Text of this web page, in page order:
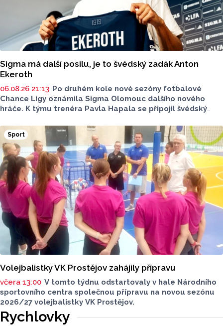
Sigma má další posilu, je to švédský zadák Anton
Ekeroth
06.08.26 21:13 Po druhém kole nové sezóny fotbalové
Chance Ligy oznámila Sigma Olomouc dalšího nového
hráče. K týmu trenéra Pavla Hapala se připojil švédský
z norského HamKamu. Sigma to uvedla na svém webu,
o tom, na jak dlouho podepsal nov hráč smlouvu
neinformovala.
Sport
Volejbalistky VK Prostějov zahájily přípravu
včera 13:00 V tomto týdnu odstartovaly v hale Národního
sportovního centra společnou přípravu na novou sezónu
2026/27 volejbalistky VK Prostějov.
Rychlovky